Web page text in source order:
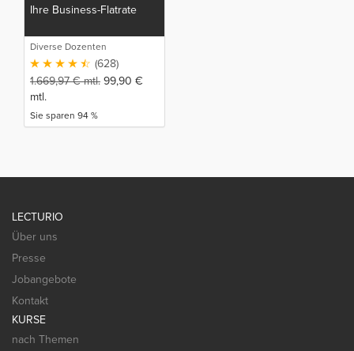
Ihre Business-Flatrate
Diverse Dozenten
(628)
1.669,97€mtl. 99,90 €
mtl.
Sie sparen 94 %
LECTURIO
Über uns
Presse
Jobangebote
Kontakt
KURSE
nach Themen